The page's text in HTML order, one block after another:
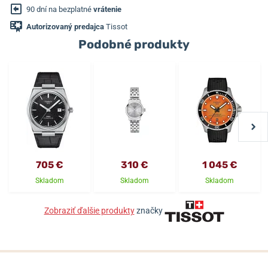
90 dní na bezplatné vrátenie
Autorizovaný predajca Tissot
Podobné produkty
705 €
Skladom
310 €
Skladom
1 045 €
Skladom
Zobraziť ďalšie produktyznačky